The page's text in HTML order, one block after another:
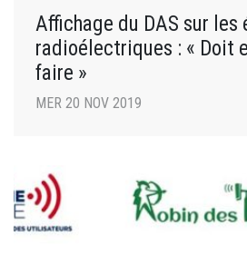
Affichage du DAS sur les
radioélectriques : « Doit
faire »
MER 20 NOV 2019